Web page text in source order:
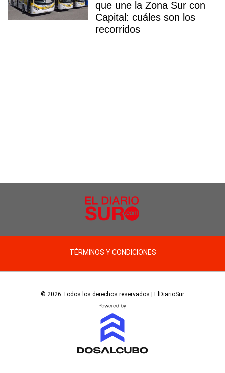
que une la Zona Sur con
Capital: cuáles son los
recorridos
TÉRMINOS Y CONDICIONES
© 2026 Todos los derechos reservados | ElDiarioSur